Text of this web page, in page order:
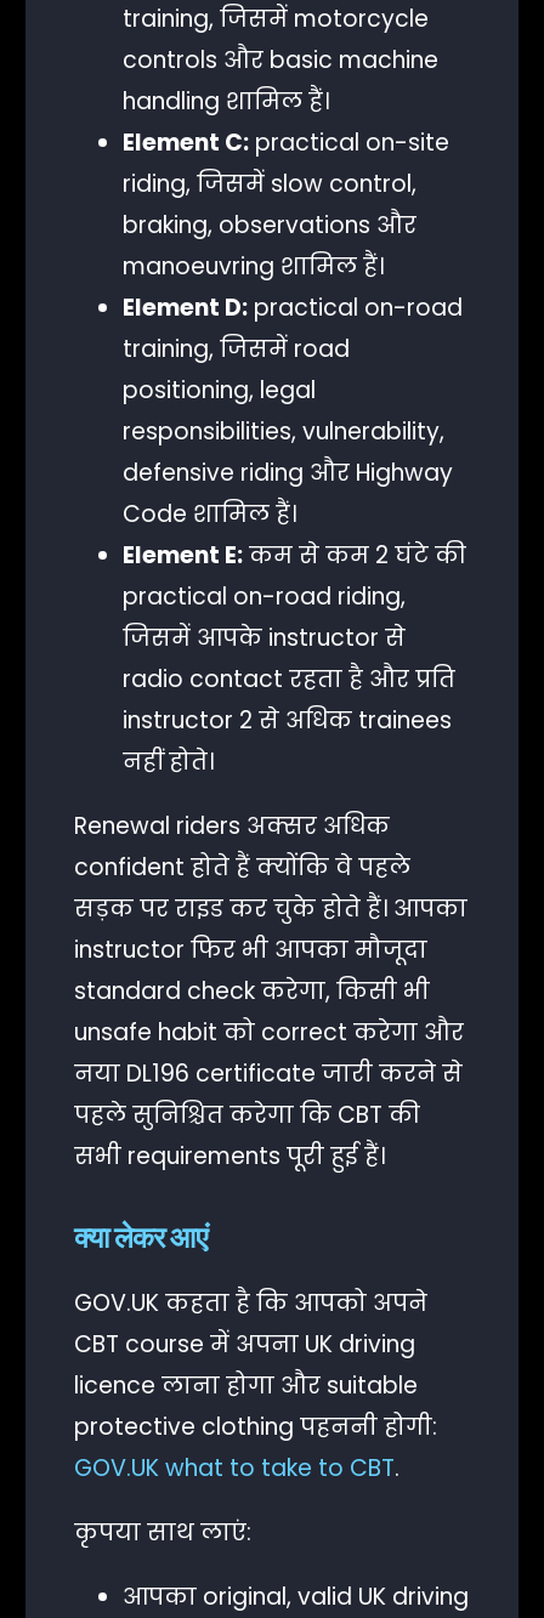
training, जिसमें motorcycle
controls और basic machine
handling शामिल हैं।
Element C:practical on-site
riding, जिसमें slow control,
braking, observations और
manoeuvring शामिल हैं।
Element D:practical on-road
training, जिसमें road
positioning, legal
responsibilities, vulnerability,
defensive riding और Highway
Code शामिल हैं।
Element E:कम से कम 2 घंटे की
practical on-road riding,
जिसमें आपके instructor से
radio contact रहता है और प्रति
instructor 2 से अधिक trainees
नहीं होते।
Renewal riders अक्सर अधिक
confident होते हैं क्योंकि वे पहले
सड़क पर राइड कर चुके होते हैं। आपका
instructor फिर भी आपका मौजूदा
standard check करेगा, किसी भी
unsafe habit को correct करेगा और
नया DL196 certificate जारी करने से
पहले सुनिश्चित करेगा कि CBT की
सभी requirements पूरी हुई हैं।
क्या लेकर आएं
GOV.UK कहता है कि आपको अपने
CBT course में अपना UK driving
licence लाना होगा और suitable
protective clothing पहननी होगी:
GOV.UK what to take to CBT.
कृपया साथ लाएं:
आपका original, valid UK driving